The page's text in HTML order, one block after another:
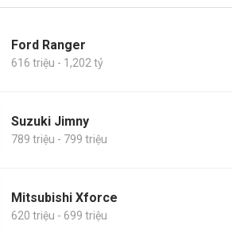
Ford Ranger
616 triệu - 1,202 tỷ
Suzuki Jimny
789 triệu - 799 triệu
Mitsubishi Xforce
620 triệu - 699 triệu